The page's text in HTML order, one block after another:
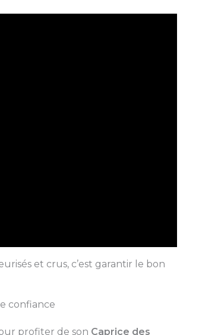
et crus, c’est garantir le bon
confiance
profiter de son Caprice des